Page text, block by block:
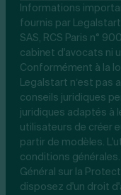
Informations
fournis par
SAS, RCS Paris n°
cabinet d'avocats ni
Conformément à la loi
Legalstart n’est pas
conseils juridiques
juridiques adaptés à
utilisateurs de créer
partir de modèles.
conditions
Général sur la
disposez d'un droit